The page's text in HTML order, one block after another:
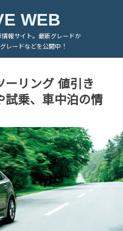
WEB
報サイト。最新グレードか
レードなどを公開中！
ーリング 値引き
試乗、車中泊の情